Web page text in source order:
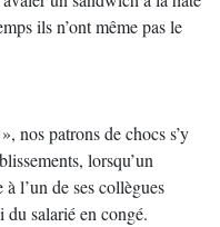
ils n’ont même pas le
nos patrons de chocs s’y
lorsqu’un
l’un de ses collègues
du salarié en congé.